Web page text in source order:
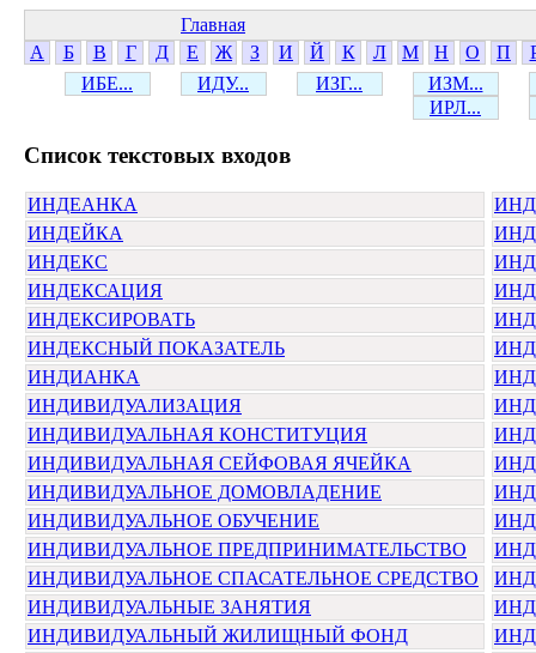
Главная
А
Б В Г Д Е Ж З И Й К Л М Н О П
ИБЕ...
ИДУ... ИЗГ...
ИЗМ...
ИРЛ...
Cписок текстовых входов
ИНДЕАНКА
ИНДЕЙКА
ИНДЕКС
ИНДЕКСАЦИЯ
ИНДЕКСИРОВАТЬ
ИНДЕКСНЫЙ ПОКАЗАТЕЛЬ
ИНДИАНКА
ИНДИВИДУАЛИЗАЦИЯ
ИНДИВИДУАЛЬНАЯ КОНСТИТУЦИЯ
ИНДИВИДУАЛЬНАЯ СЕЙФОВАЯ ЯЧЕЙКА
ИНДИВИДУАЛЬНОЕ ДОМОВЛАДЕНИЕ
ИНДИВИДУАЛЬНОЕ ОБУЧЕНИЕ
ИНДИВИДУАЛЬНОЕ ПРЕДПРИНИМАТЕЛЬСТВО
ИНДИВИДУАЛЬНОЕ СПАСАТЕЛЬНОЕ СРЕДСТВО
ИНДИВИДУАЛЬНЫЕ ЗАНЯТИЯ
ИНДИВИДУАЛЬНЫЙ ЖИЛИЩНЫЙ ФОНД